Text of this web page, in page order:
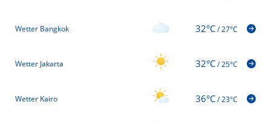
Wetter Bangkok 32°C/27°C
Wetter Jakarta 32°C/25°C
Wetter Kairo 36°C/23°C